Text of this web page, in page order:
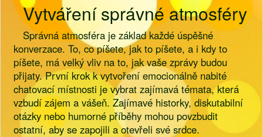
Vytváření správné atmosféry
Správná atmosféra je základ každé úspěšné
konverzace. To, co píšete, jak to píšete, a i kdy to
píšete, má velký vliv na to, jak vaše zprávy budou
přijaty. První krok k vytvoření emocionálně nabité
chatovací místnosti je vybrat zajímavá témata, která
vzbudí zájem a vášeň. Zajímavé historky, diskutabilní
otázky nebo humorné příběhy mohou povzbudit
ostatní, aby se zapojili a otevřeli své srdce.